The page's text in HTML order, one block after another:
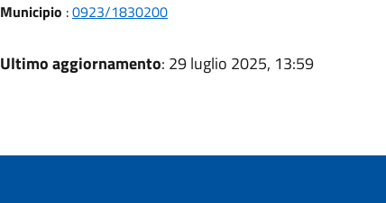
Municipio :0923/1830200
Ultimo aggiornamento: 29 luglio 2025, 13:59